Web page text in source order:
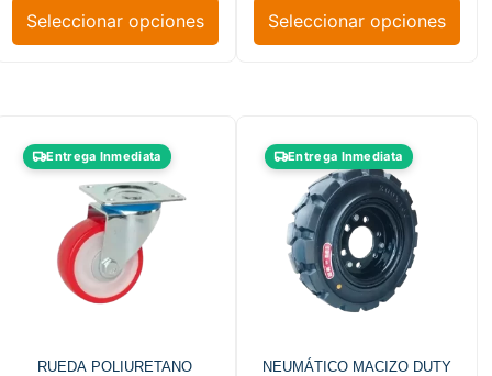
Seleccionar opciones Seleccionar opciones
Entrega Inmediata
RUEDA POLIURETANO
Entrega Inmediata
NEUMÁTICO MACIZO DUTY